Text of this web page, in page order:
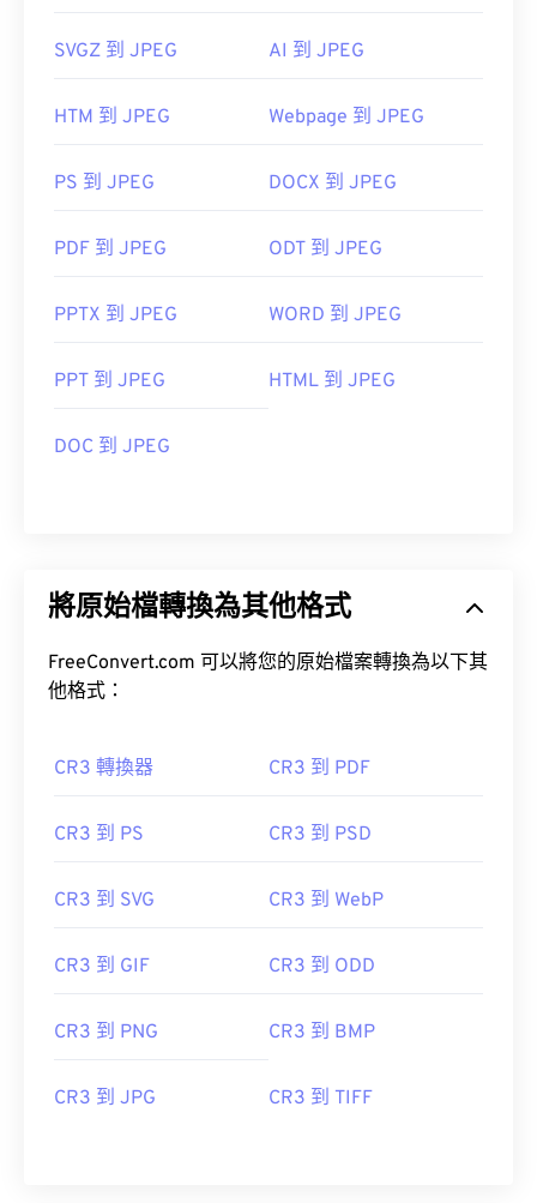
SVGZ 到 JPEG AI 到 JPEG
HTM 到 JPEG Webpage 到 JPEG
PS 到 JPEG DOCX 到 JPEG
PDF 到 JPEG ODT 到 JPEG
PPTX 到 JPEG WORD 到 JPEG
PPT 到 JPEG HTML 到 JPEG
DOC 到 JPEG
將原始檔轉換為其他格式
FreeConvert.com 可以將您的原始檔案轉換為以下其
他格式：
CR3 轉換器 CR3 到 PDF
CR3 到 PS CR3 到 PSD
CR3 到 SVG CR3 到 WebP
CR3 到 GIF CR3 到 ODD
CR3 到 PNG CR3 到 BMP
CR3 到 JPG CR3 到 TIFF